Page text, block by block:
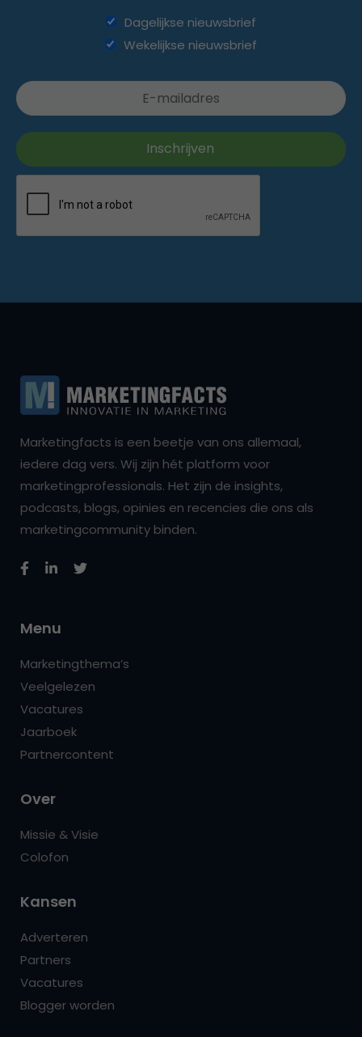
Dagelijkse nieuwsbrief
Wekelijkse nieuwsbrief
Marketingfacts is een beetje van ons allemaal,
iedere dag vers. Wij zijn hét platform voor
marketingprofessionals. Het zijn de insights,
podcasts, blogs, opinies en recencies die ons als
marketingcommunity binden.
Menu
Marketingthema’s
Veelgelezen
Vacatures
Jaarboek
Partnercontent
Over
Missie & Visie
Colofon
Kansen
Adverteren
Partners
Vacatures
Blogger worden